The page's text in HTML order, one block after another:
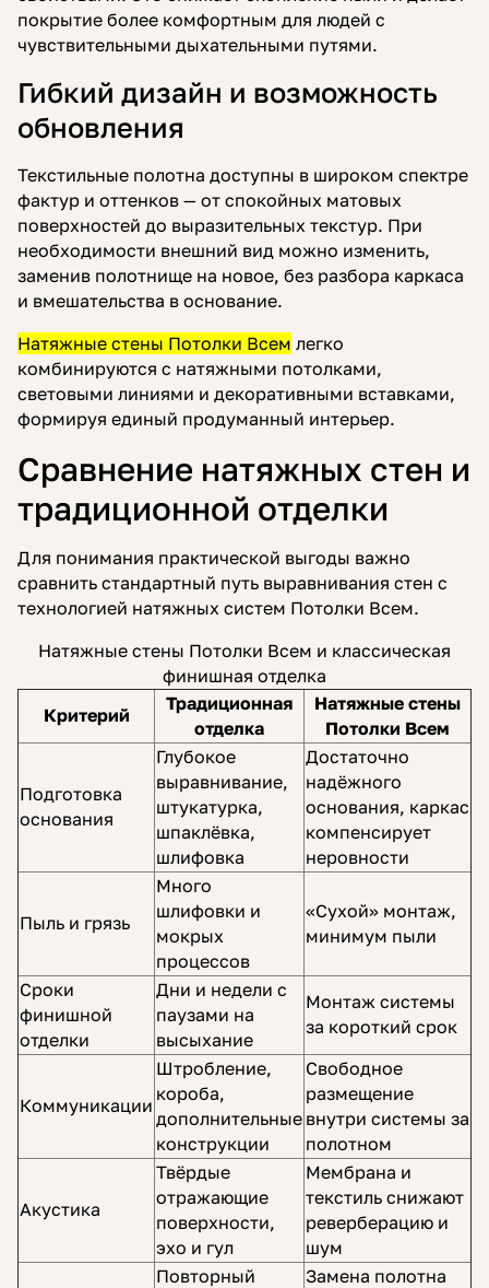
покрытие более комфортным для людей с
чувствительными дыхательными путями.
Гибкий дизайн и возможность
обновления
Текстильные полотна доступны в широком спектре
фактур и оттенков — от спокойных матовых
поверхностей до выразительных текстур. При
необходимости внешний вид можно изменить,
заменив полотнище на новое, без разбора каркаса
и вмешательства в основание.
Натяжные стены Потолки Всем легко
комбинируются с натяжными потолками,
световыми линиями и декоративными вставками,
формируя единый продуманный интерьер.
Сравнение натяжных стен и
традиционной отделки
Для понимания практической выгоды важно
сравнить стандартный путь выравнивания стен с
технологией натяжных систем Потолки Всем.
Натяжные стены Потолки Всем и классическая
финишная отделка
Критерий
Традиционная
отделка
Натяжные стены
Потолки Всем
Подготовка
основания
Глубокое
выравнивание,
штукатурка,
шпаклёвка,
шлифовка
Достаточно
надёжного
основания, каркас
компенсирует
неровности
Пыль и грязь
Много
шлифовки и
мокрых
процессов
«Сухой» монтаж,
минимум пыли
Сроки
финишной
отделки
Дни и недели с
паузами на
высыхание
Монтаж системы
за короткий срок
Коммуникации
Штробление,
короба,
дополнительные
конструкции
Свободное
размещение
внутри системы за
полотном
Акустика
Твёрдые
отражающие
поверхности,
эхо и гул
Мембрана и
текстиль снижают
реверберацию и
шум
Повторный
Замена полотна